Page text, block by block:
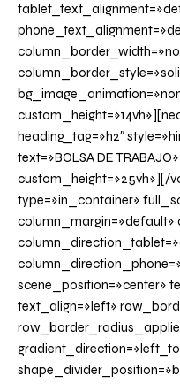
heading_tag=»h2″
text=»BOLSA DE
type=»in_container»
scene_position=»center»
text_align=»left»